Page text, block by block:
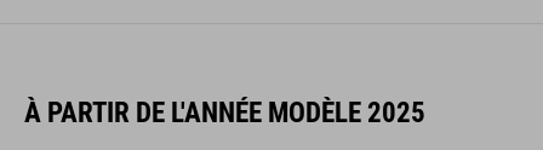
À PARTIR DE L'ANNÉE MODÈLE 2025